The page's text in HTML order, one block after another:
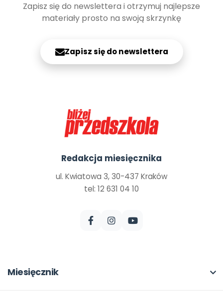
Zapisz się do newslettera i otrzymuj najlepsze
materiały prosto na swoją skrzynkę
Zapisz się do newslettera
Redakcja miesięcznika
ul. Kwiatowa 3, 30-437 Kraków
tel: 12 631 04 10
Miesięcznik